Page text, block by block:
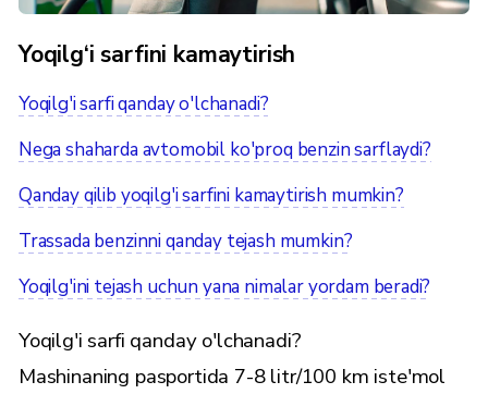
Yoqilg‘i sarfini kamaytirish
Yoqilg'i sarfi qanday o'lchanadi?
Nega shaharda avtomobil ko'proq benzin sarflaydi?
Qanday qilib yoqilg'i sarfini kamaytirish mumkin?
Trassada benzinni qanday tejash mumkin?
Yoqilg'ini tejash uchun yana nimalar yordam beradi?
Yoqilg'i sarfi qanday o'lchanadi?
Mashinaning pasportida 7-8 litr/100 km iste'mol